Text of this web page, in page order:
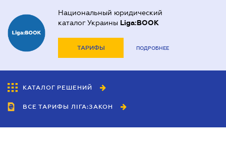
Национальный юридический
каталог Украины Liga:BOOK
ТАРИФЫ ПОДРОБНЕЕ
КАТАЛОГ РЕШЕНИЙ
ВСЕ ТАРИФЫ ЛІГА:ЗАКОН